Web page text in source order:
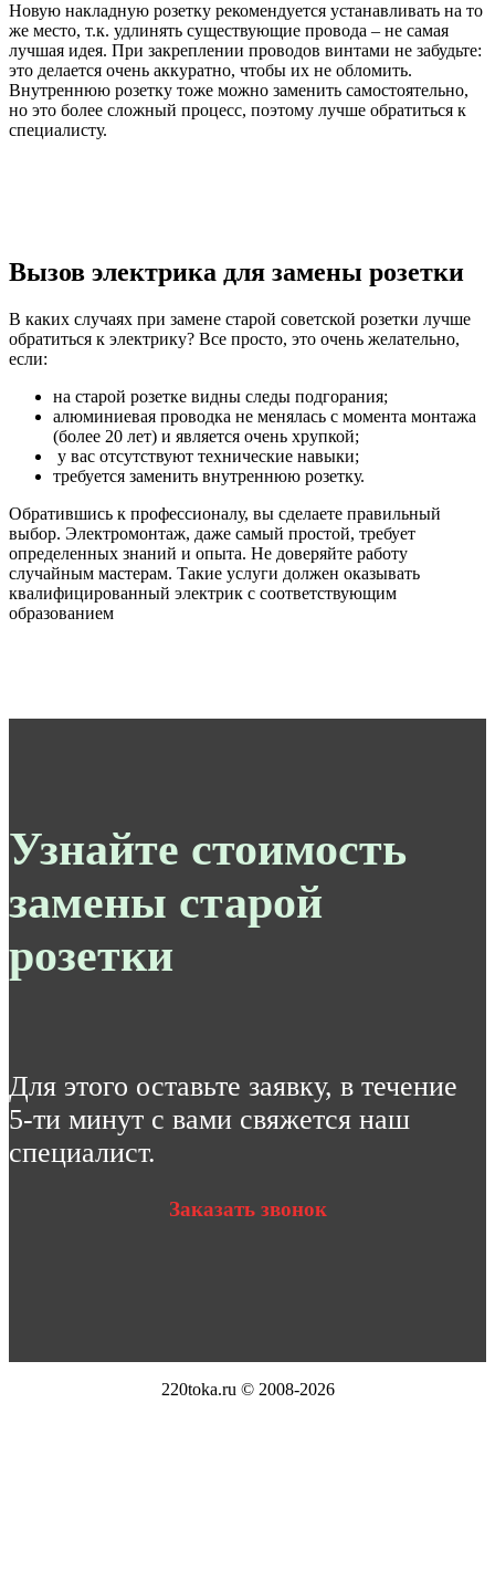
Новую накладную розетку рекомендуется устанавливать на то
же место, т.к. удлинять существующие провода – не самая
лучшая идея. При закреплении проводов винтами не забудьте:
это делается очень аккуратно, чтобы их не обломить.
Внутреннюю розетку тоже можно заменить самостоятельно,
но это более сложный процесс, поэтому лучше обратиться к
специалисту.
Вызов электрика для замены розетки
В каких случаях при замене старой советской розетки лучше
обратиться к электрику? Все просто, это очень желательно,
если:
на старой розетке видны следы подгорания;
алюминиевая проводка не менялась с момента монтажа
(более 20 лет) и является очень хрупкой;
у вас отсутствуют технические навыки;
требуется заменить внутреннюю розетку.
Обратившись к профессионалу, вы сделаете правильный
выбор. Электромонтаж, даже самый простой, требует
определенных знаний и опыта. Не доверяйте работу
случайным мастерам. Такие услуги должен оказывать
квалифицированный электрик с соответствующим
образованием
Узнайте стоимость
замены старой
розетки
Для этого оставьте заявку, в течение
5-ти минут с вами свяжется наш
специалист.
Заказать звонок
220toka.ru © 2008-2026